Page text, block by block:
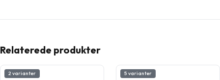
Relaterede produkter
2 varianter 5 varianter